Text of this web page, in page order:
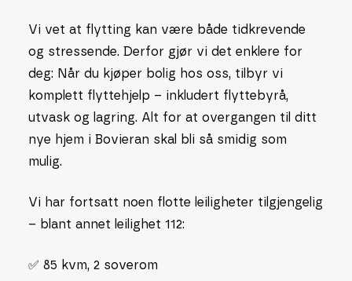
Vi vet at flytting kan være både tidkrevende
og stressende. Derfor gjør vi det enklere for
deg: Når du kjøper bolig hos oss, tilbyr vi
komplett flyttehjelp – inkludert flyttebyrå,
utvask og lagring. Alt for at overgangen til ditt
nye hjem i Bovieran skal bli så smidig som
mulig.
Vi har fortsatt noen flotte leiligheter tilgjengelig
– blant annet leilighet 112:
✅ 85 kvm, 2 soverom